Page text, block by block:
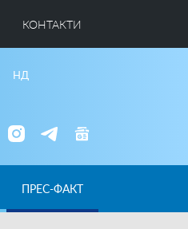
КОНТАКТИ
НД
ПРЕС-ФАКТ